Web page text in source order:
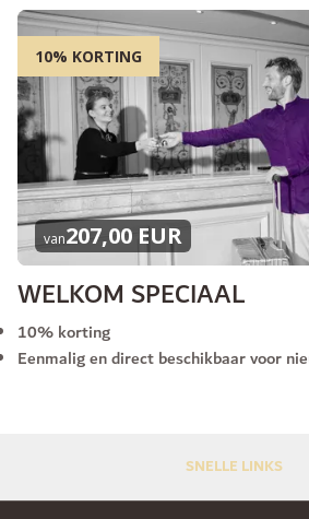
10% KORTING
van207,00 EUR
WELKOM SPECIAAL
10% korting
Eenmalig en direct beschikbaar voor
SNELLE LINKS